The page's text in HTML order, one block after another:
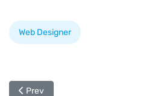
Web Designer
Previous article: Meningkatnya
Prev